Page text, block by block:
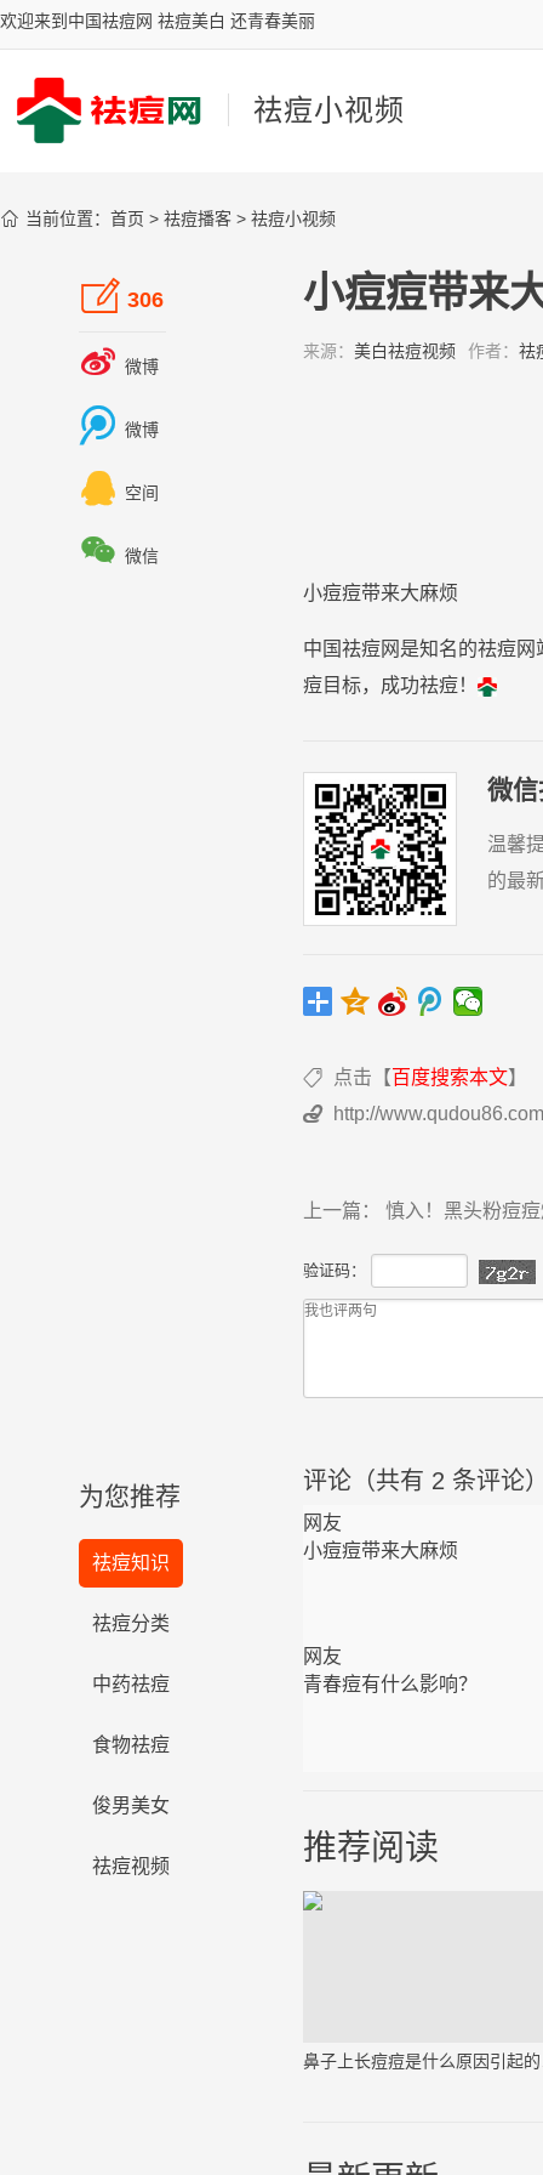
欢迎来到中国祛痘网 祛痘美白 还青春美丽
祛痘小视频
 当前位置： 首页 > 祛痘播客 > 祛痘小视频
 306
 微博
 微博
 空间
 微信
为您推荐
祛痘知识
祛痘分类
中药祛痘
食物祛痘
俊男美女
祛痘视频
小痘痘带来
来源： 美白祛痘视频 作者： 祛
小痘痘带来大麻烦
中国祛痘网是知名的祛痘
痘目标，成功祛痘！
微
温馨
的最
 点击【百度搜索本文】
 http://
上一篇： 慎入！黑头粉痘
验证码：
评论（共有 2 条评论
网友
小痘痘带来大麻烦
网友
青春痘有什么影响？
推荐阅读